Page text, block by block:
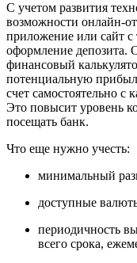
С учетом развития
возможности онлайн-
приложение или сайт
оформление депозита.
финансовый
потенциальную
счет самостоятельно с
Это повысит уровень
посещать банк.
Что еще нужно учесть:
минимальный
доступные
периодичность
всего срока,